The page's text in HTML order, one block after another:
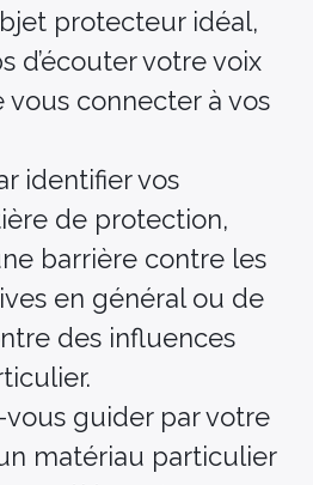
protecteur idéal,
d’écouter votre voix
connecter à vos
identifier vos
de protection,
barrière contre les
en général ou de
des influences
vous guider par votre
matériau particulier